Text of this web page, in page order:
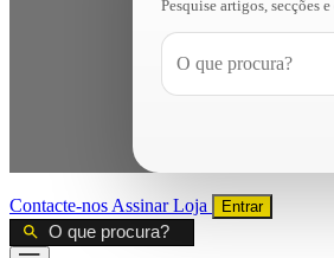
Pesquise artigos, secções
Contacte-nos AssinarLoja Entrar